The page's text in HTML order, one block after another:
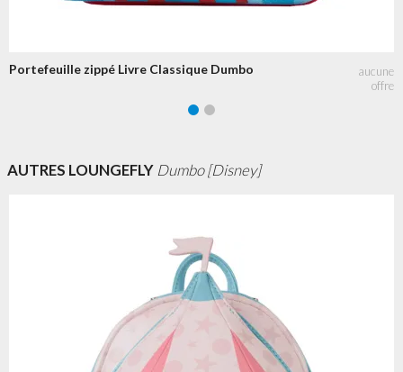
Portefeuille zippé Livre Classique Dumbo
AUTRES LOUNGEFLYDumbo [Disney]